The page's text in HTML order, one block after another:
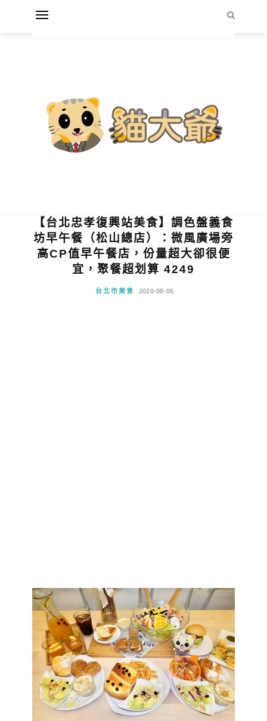
【台北忠孝復興站美食】調色盤義食
坊早午餐（松山總店）：微風廣場旁
高CP值早午餐店，份量超大卻很便
宜，聚餐超划算 4249
台北市美食 2020-08-05